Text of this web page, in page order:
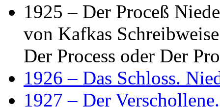
1925 – Der Proceß
von Kafkas
Der Process oder Der
1926 – Das Schloss.
1927 – Der